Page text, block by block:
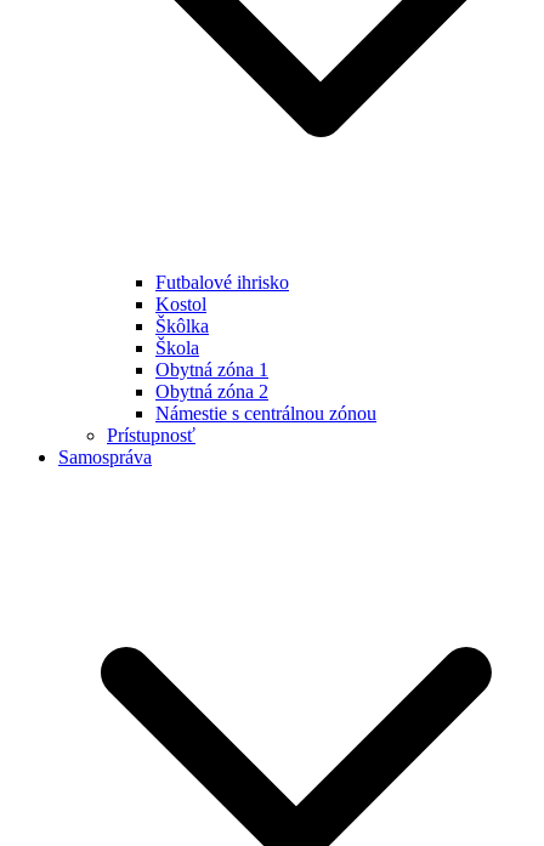
Futbalové ihrisko
Kostol
Škôlka
Škola
Obytná zóna 1
Obytná zóna 2
Námestie s centrálnou zónou
Prístupnosť
Samospráva